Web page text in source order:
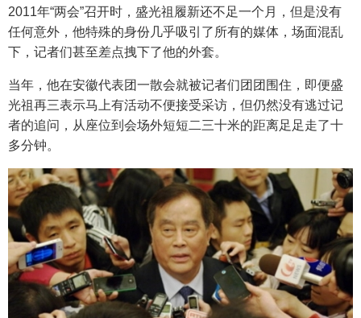
2011年“两会”召开时，盛光祖履新还不足一个月，但是没有
任何意外，他特殊的身份几乎吸引了所有的媒体，场面混乱
下，记者们甚至差点拽下了他的外套。
当年，他在安徽代表团一散会就被记者们团团围住，即便盛
光祖再三表示马上有活动不便接受采访，但仍然没有逃过记
者的追问，从座位到会场外短短二三十米的距离足足走了十
多分钟。